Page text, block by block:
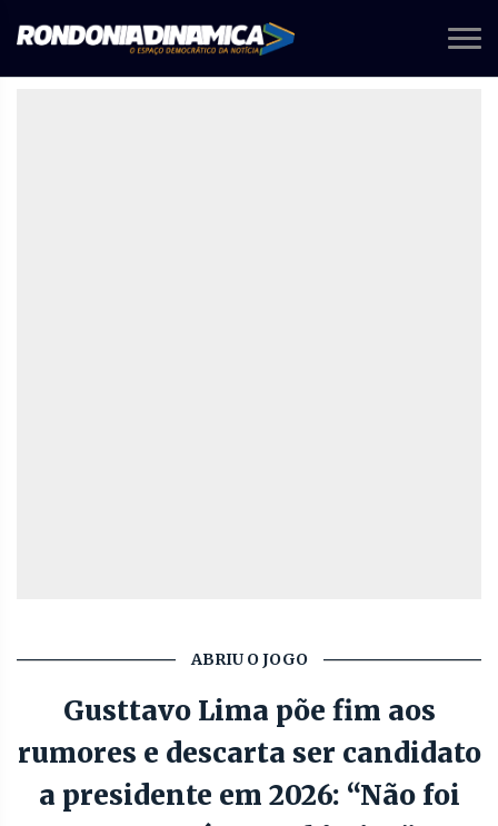
ABRIU O JOGO
Gusttavo Lima põe fim aos
rumores e descarta ser candidato
a presidente em 2026: “Não foi